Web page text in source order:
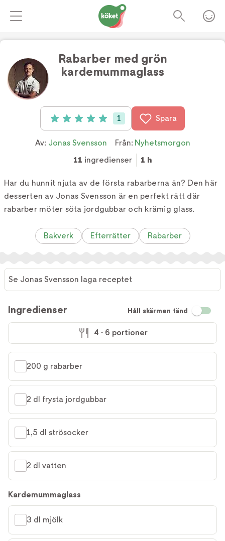
Rabarber med grön
kardemummaglass
Betyg: 5 av 5 (1 röster)
1 Spara
Av: Jonas Svensson Från: Nyhetsmorgon
11 ingredienser 1 h
Har du hunnit njuta av de första rabarberna än? Den här
desserten av Jonas Svensson är en perfekt rätt där
rabarber möter söta jordgubbar och krämig glass.
Bakverk Efterrätter Rabarber
Se Jonas Svensson laga receptet
Ingredienser Håll skärmen tänd
4 - 6 portioner
200 g rabarber
2 dl frysta jordgubbar
1,5 dl strösocker
2 dl vatten
Kardemummaglass
3 dl mjölk